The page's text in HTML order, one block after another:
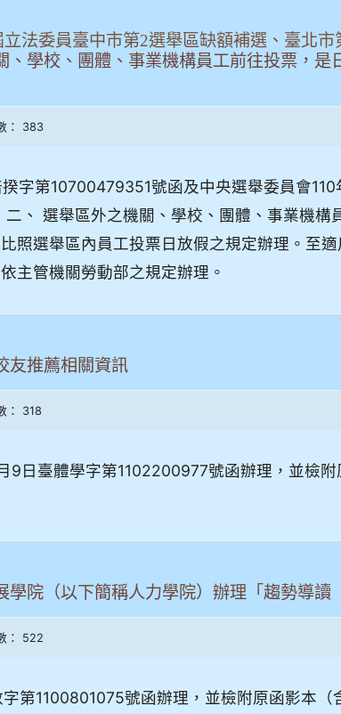
法委員臺中市第2選舉區缺額補選、臺北
、學校、團體、事業機構員工前往投票，是
： 383
字第10700479351號函及中央選舉委員會110
、 選舉區外之機關、學校、團體、事業機構
照選舉區內員工投票日放假之規定辦理。至
主管機關勞動部之規定辦理。
友推薦相關資訊
： 318
日臺體學字第1102200977號函辦理，並檢附
院（以下簡稱人力學院）辦理「趨勢導讀
： 522
第1100801075號函辦理，並檢附原函影本（